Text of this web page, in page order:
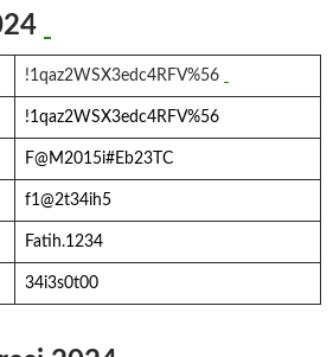
!1qaz2WSX3edc4RFV%56
!1qaz2WSX3edc4RFV%56
F@M2015i#Eb23TC
f1@2t34ih5
Fatih.1234
34i3s0t00